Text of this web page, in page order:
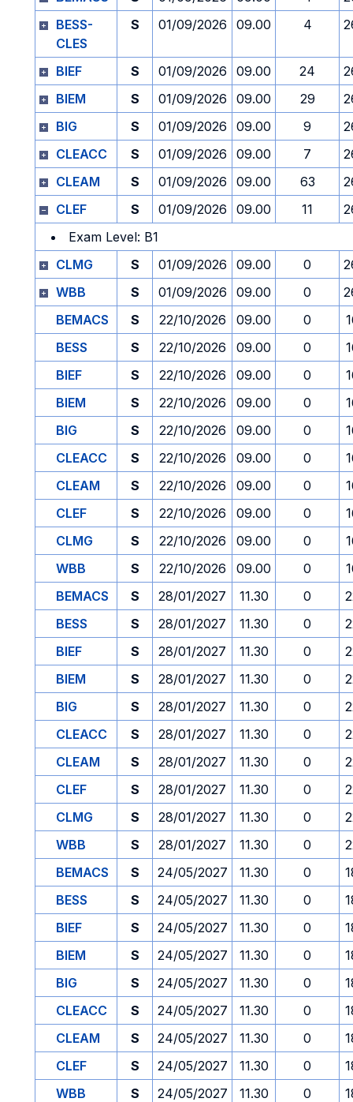
BESS-
CLES
S 01/09/2026 09.00 4
BIEF S 01/09/2026 09.00 24
BIEM
S 01/09/2026 09.00 29
BIG
S 01/09/2026 09.00 9
CLEACC
S 01/09/2026 09.00 7
CLEAM
S 01/09/2026 09.00 63
CLEF
S 01/09/2026 09.00 11
Exam Level: B1
CLMG
S 01/09/2026 09.00 0
WBB
S 01/09/2026 09.00 0
BEMACS
S 22/10/2026 09.00 0
BESS
S 22/10/2026 09.00 0
BIEF
S 22/10/2026 09.00 0
BIEM
S 22/10/2026 09.00 0
BIG
S 22/10/2026 09.00 0
CLEACC
S 22/10/2026 09.00 0
CLEAM
S 22/10/2026 09.00 0
CLEF
S 22/10/2026 09.00 0
CLMG
S 22/10/2026 09.00 0
WBB
S 22/10/2026 09.00 0
BEMACS
S 28/01/2027 11.30 0
BESS
S 28/01/2027 11.30 0
BIEF
S 28/01/2027 11.30 0
BIEM
S 28/01/2027 11.30 0
BIG
S 28/01/2027 11.30 0
CLEACC
S 28/01/2027 11.30 0
CLEAM
S 28/01/2027 11.30 0
CLEF
S 28/01/2027 11.30 0
CLMG
S 28/01/2027 11.30 0
WBB
S 28/01/2027 11.30 0
BEMACS
S 24/05/2027 11.30 0
BESS
S 24/05/2027 11.30 0
BIEF
S 24/05/2027 11.30 0
BIEM
S 24/05/2027 11.30 0
BIG
S 24/05/2027 11.30 0
CLEACC
S 24/05/2027 11.30 0
CLEAM
S 24/05/2027 11.30 0
CLEF
S 24/05/2027 11.30 0
WBB
S 24/05/2027 11.30 0